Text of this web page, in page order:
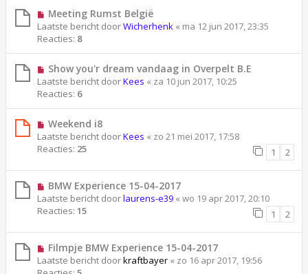
Meeting Rumst België
Laatste bericht doorWicherhenk « ma 12 jun 2017, 23:35
Reacties: 8
Show you'r dream vandaag in Overpelt B.E
Laatste bericht doorKees « za 10 jun 2017, 10:25
Reacties: 6
Weekend i8
Laatste bericht doorKees « zo 21 mei 2017, 17:58
Reacties: 25 1 2
BMW Experience 15-04-2017
Laatste bericht doorlaurens-e39 « wo 19 apr 2017, 20:10
Reacties: 15 1 2
Filmpje BMW Experience 15-04-2017
Laatste bericht doorkraftbayer « zo 16 apr 2017, 19:56